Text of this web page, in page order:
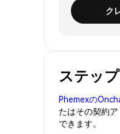
ク
ステッ
Phemexの
たはその契約
できます。